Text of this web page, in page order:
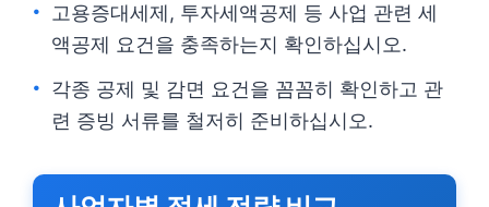
고용증대세제, 투자세액공제 등 사업 관련 세
액공제 요건을 충족하는지 확인하십시오.
각종 공제 및 감면 요건을 꼼꼼히 확인하고 관
련 증빙 서류를 철저히 준비하십시오.